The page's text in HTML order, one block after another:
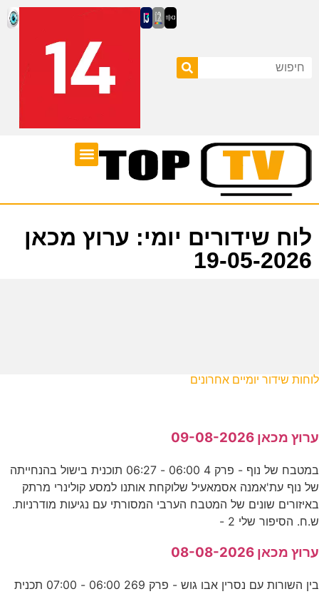
לוח שידורים יומי: ערוץ מכאן
19-05-2026
לוחות שידור יומיים אחרונים
ערוץ מכאן 09-08-2026
במטבח של נוף - פרק 4 06:00 - 06:27 תוכנית בישול בהנחייתה
של נוף עת'אמנה אסמאעיל שלוקחת אותנו למסע קולינרי מרתק
באיזורים שונים של המטבח הערבי המסורתי עם נגיעות מודרניות.
ש.ח. הסיפור שלי 2 -
ערוץ מכאן 08-08-2026
בין השורות עם נסרין אבו גוש - פרק 269 06:00 - 07:00 תכנית